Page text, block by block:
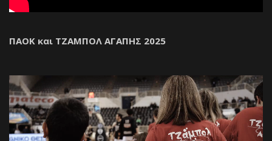
ΠΑΟΚ και ΤΖΑΜΠΟΛ ΑΓΑΠΗΣ 2025